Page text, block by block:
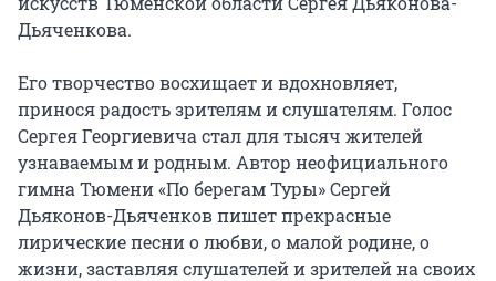
Дьяченкова.
Его творчество восхищает и вдохновляет,
принося радость зрителям и слушателям. Голос
Сергея Георгиевича стал для тысяч жителей
узнаваемым и родным. Автор неофициального
гимна Тюмени «По берегам Туры» Сергей
Дьяконов-Дьяченков пишет прекрасные
лирические песни о любви, о малой родине, о
жизни, заставляя слушателей и зрителей на своих